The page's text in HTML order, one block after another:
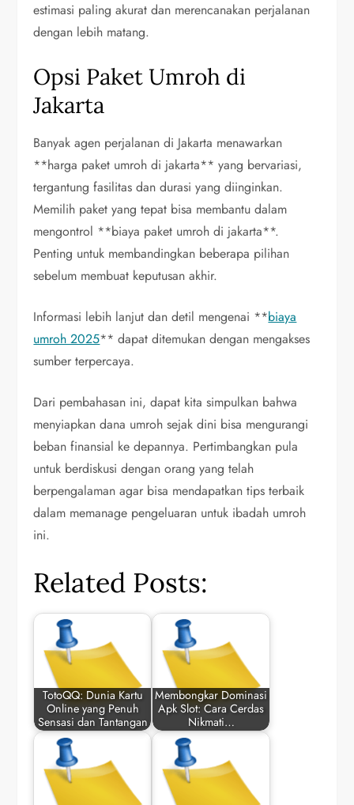
estimasi paling akurat dan merencanakan perjalanan
dengan lebih matang.
Opsi Paket Umroh di
Jakarta
Banyak agen perjalanan di Jakarta menawarkan
**harga paket umroh di jakarta** yang bervariasi,
tergantung fasilitas dan durasi yang diinginkan.
Memilih paket yang tepat bisa membantu dalam
mengontrol **biaya paket umroh di jakarta**.
Penting untuk membandingkan beberapa pilihan
sebelum membuat keputusan akhir.
Informasi lebih lanjut dan detil mengenai **biaya
umroh 2025** dapat ditemukan dengan mengakses
sumber terpercaya.
Dari pembahasan ini, dapat kita simpulkan bahwa
menyiapkan dana umroh sejak dini bisa mengurangi
beban finansial ke depannya. Pertimbangkan pula
untuk berdiskusi dengan orang yang telah
berpengalaman agar bisa mendapatkan tips terbaik
dalam memanage pengeluaran untuk ibadah umroh
ini.
Related Posts:
TotoQQ: Dunia Kartu
Online yang Penuh
Sensasi dan Tantangan
Membongkar Dominasi
Apk Slot: Cara Cerdas
Nikmati…